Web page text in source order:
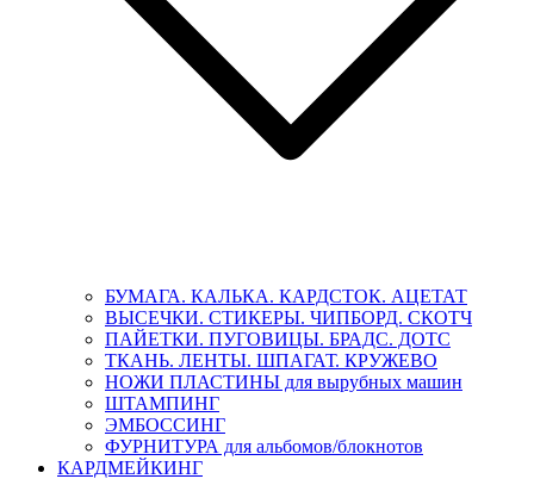
БУМАГА. КАЛЬКА. КАРДСТОК. АЦЕТАТ
ВЫСЕЧКИ. СТИКЕРЫ. ЧИПБОРД. СКОТЧ
ПАЙЕТКИ. ПУГОВИЦЫ. БРАДС. ДОТС
ТКАНЬ. ЛЕНТЫ. ШПАГАТ. КРУЖЕВО
НОЖИ ПЛАСТИНЫ для вырубных машин
ШТАМПИНГ
ЭМБОССИНГ
ФУРНИТУРА для альбомов/блокнотов
КАРДМЕЙКИНГ